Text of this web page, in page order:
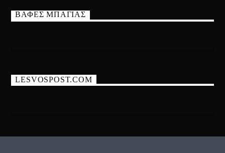
ΒΑΦΕΣ ΜΠΑΓΙΑΣ
LESVOSPOST.COM